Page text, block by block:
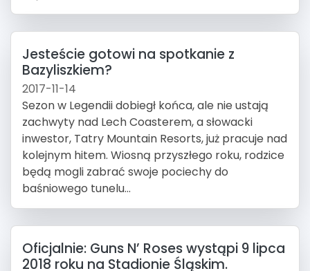
Jesteście gotowi na spotkanie z
Bazyliszkiem?
2017-11-14
Sezon w Legendii dobiegł końca, ale nie ustają
zachwyty nad Lech Coasterem, a słowacki
inwestor, Tatry Mountain Resorts, już pracuje nad
kolejnym hitem. Wiosną przyszłego roku, rodzice
będą mogli zabrać swoje pociechy do
baśniowego tunelu...
Oficjalnie: Guns N’ Roses wystąpi 9 lipca
2018 roku na Stadionie Śląskim.